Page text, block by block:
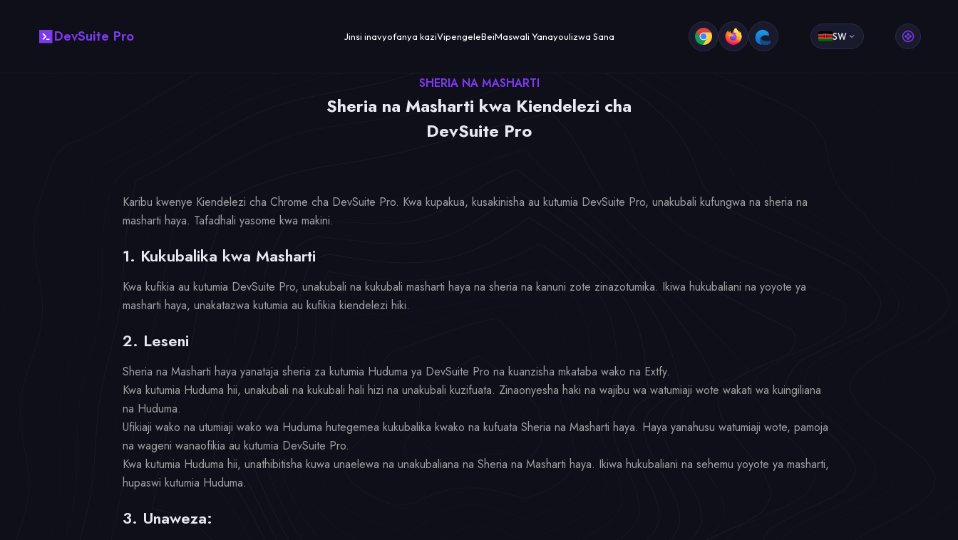
DevSuite Pro Jinsi inavyofanya kaziVipengeleBeiMaswali Yanayoulizwa Sana SW
SHERIA NA MASHARTI
Sheria na Masharti kwa Kiendelezi cha
DevSuite Pro
Karibu kwenye Kiendelezi cha Chrome cha DevSuite Pro. Kwa kupakua, kusakinisha au kutumia DevSuite Pro, unakubali kufungwa na sheria na
masharti haya. Tafadhali yasome kwa makini.
1. Kukubalika kwa Masharti
Kwa kufikia au kutumia DevSuite Pro, unakubali na kukubali masharti haya na sheria na kanuni zote zinazotumika. Ikiwa hukubaliani na yoyote ya
masharti haya, unakatazwa kutumia au kufikia kiendelezi hiki.
2. Leseni
Sheria na Masharti haya yanataja sheria za kutumia Huduma ya DevSuite Pro na kuanzisha mkataba wako na Extfy.
Kwa kutumia Huduma hii, unakubali na kukubali hali hizi na unakubali kuzifuata. Zinaonyesha haki na wajibu wa watumiaji wote wakati wa kuingiliana
na Huduma.
Ufikiaji wako na utumiaji wako wa Huduma hutegemea kukubalika kwako na kufuata Sheria na Masharti haya. Haya yanahusu watumiaji wote, pamoja
na wageni wanaofikia au kutumia DevSuite Pro.
Kwa kutumia Huduma hii, unathibitisha kuwa unaelewa na unakubaliana na Sheria na Masharti haya. Ikiwa hukubaliani na sehemu yoyote ya masharti,
hupaswi kutumia Huduma.
3. Unaweza: